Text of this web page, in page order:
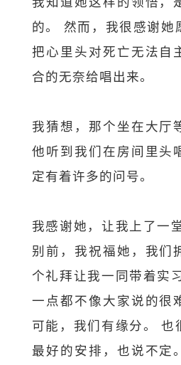
的。 然而，我很感谢她
把心里头对死亡无法自
合的无奈给唱出来。
我猜想，那个坐在大厅
他听到我们在房间里头
定有着许多的问号。
我感谢她，让我上了一
别前，我祝福她，我们
个礼拜让我一同带着实
一点都不像大家说的很
可能，我们有缘分。 也
最好的安排，也说不定